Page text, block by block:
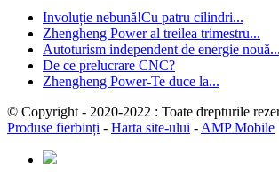
Involuție nebună!Cu patru cilindri...
Zhengheng Power al treilea trimestru...
Autoturism independent de energie nouă...
De ce prelucrare CNC?
Zhengheng Power-Te duce la...
© Copyright - 2020-2022 : Toate drepturile
Produse fierbinți - Harta site-ului - AMP Mobile